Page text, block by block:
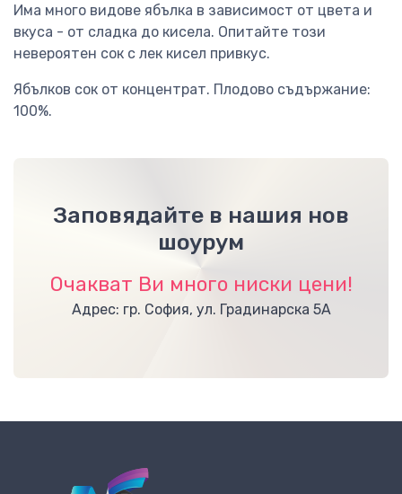
Има много видове ябълка в зависимост от цвета и
вкуса - от сладка до кисела. Опитайте този
невероятен сок с лек кисел привкус.
Ябълков сок от концентрат. Плодово съдържание:
100%.
Заповядайте в нашия нов
шоурум
Очакват Ви много ниски цени!
Адрес: гр. София, ул. Градинарска 5А